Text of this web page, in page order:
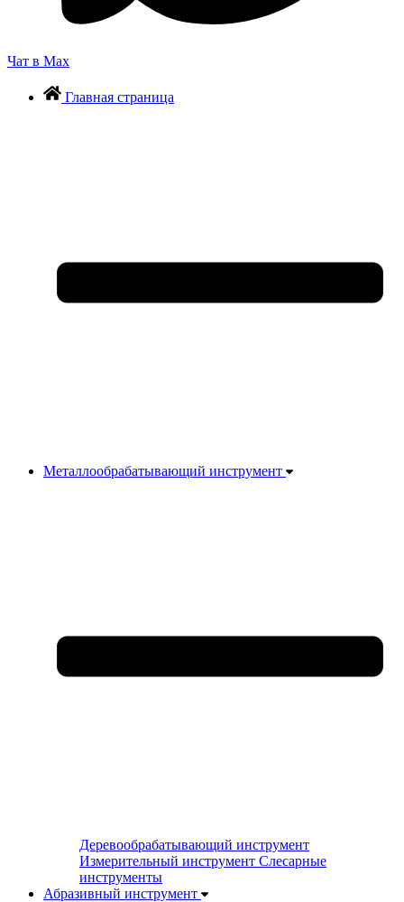
Чат в Max
Главная страница
Металлообрабатывающий инструмент
Деревообрабатывающий инструмент
Измерительный инструмент Слесарные
инструменты
Абразивный инструмент